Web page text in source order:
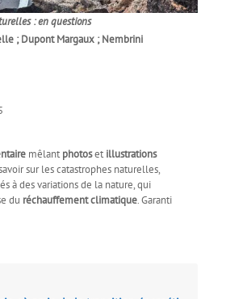
: en questions
; Dupont Margaux ; Nembrini
mêlant photoset illustrations
sur les catastrophes naturelles,
à des variations de la nature, qui
du réchauffement climatique. Garanti